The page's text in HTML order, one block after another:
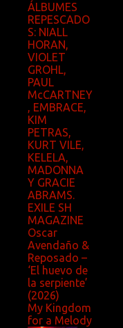
ÁLBUMES
REPESCADO
S: NIALL
HORAN,
VIOLET
GROHL,
PAUL
McCARTNEY
, EMBRACE,
KIM
PETRAS,
KURT VILE,
KELELA,
MADONNA
Y GRACIE
ABRAMS.
EXILE SH
MAGAZINE
Oscar
Avendaño &
Reposado –
‘El huevo de
la serpiente’
(2026)
My Kingdom
for a Melody